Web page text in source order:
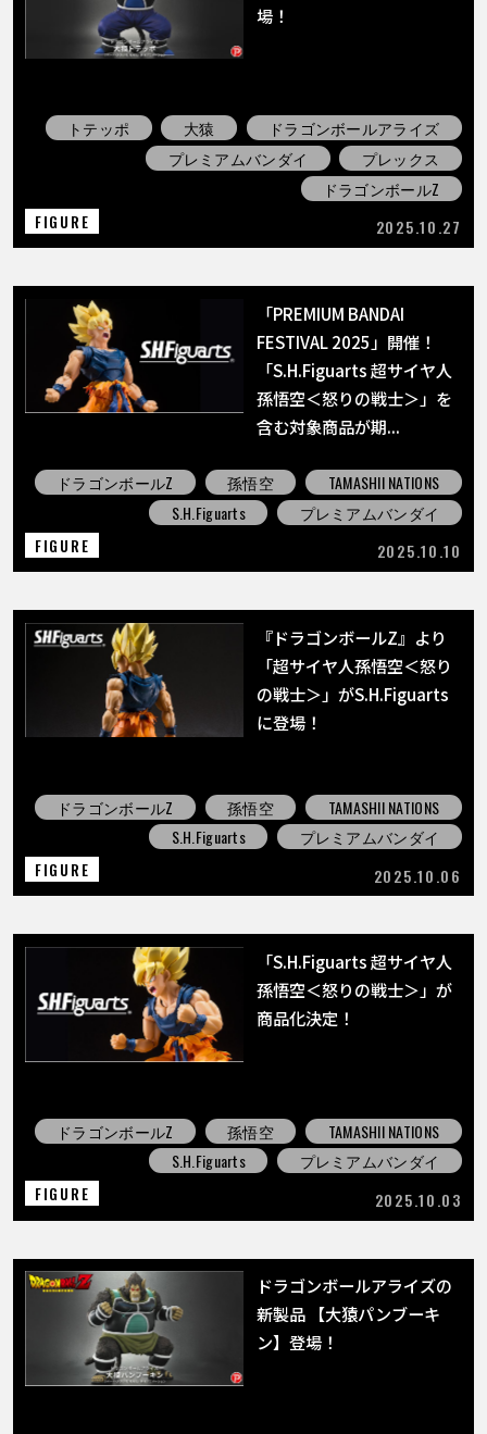
場！
トテッポ 大猿
ドラゴンボールアライズ
プレミアムバンダイ
プレックス
ドラゴンボールZ
FIGURE
2025.10.27
「PREMIUM BANDAI
FESTIVAL 2025」開催！
「S.H.Figuarts 超サイヤ人
孫悟空＜怒りの戦士＞」を
含む対象商品が期...
ドラゴンボールZ 孫悟空
TAMASHII NATIONS
S.H.Figuarts
プレミアムバンダイ
FIGURE
2025.10.10
『ドラゴンボールZ』より
「超サイヤ人孫悟空＜怒り
の戦士＞」がS.H.Figuarts
に登場！
ドラゴンボールZ 孫悟空
TAMASHII NATIONS
S.H.Figuarts
プレミアムバンダイ
FIGURE
2025.10.06
「S.H.Figuarts 超サイヤ人
孫悟空＜怒りの戦士＞」が
商品化決定！
ドラゴンボールZ 孫悟空
TAMASHII NATIONS
S.H.Figuarts
プレミアムバンダイ
FIGURE
2025.10.03
ドラゴンボールアライズの
新製品 【大猿パンブーキ
ン】登場！